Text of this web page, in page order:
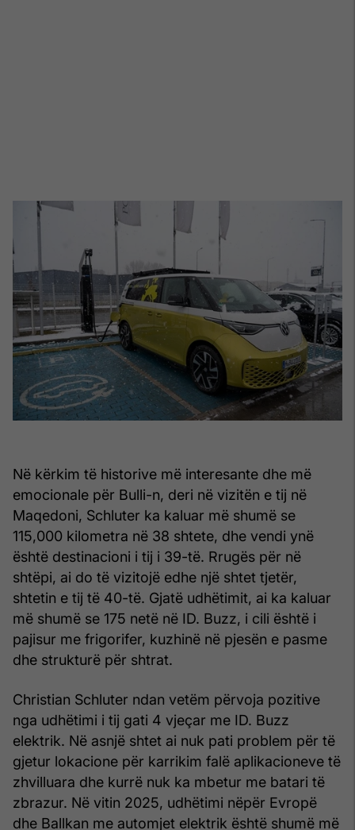
Në kërkim të historive më interesante dhe më
emocionale për Bulli-n, deri në vizitën e tij në
Maqedoni, Schluter ka kaluar më shumë se
115,000 kilometra në 38 shtete, dhe vendi ynë
është destinacioni i tij i 39-të. Rrugës për në
shtëpi, ai do të vizitojë edhe një shtet tjetër,
shtetin e tij të 40-të. Gjatë udhëtimit, ai ka kaluar
më shumë se 175 netë në ID. Buzz, i cili është i
pajisur me frigorifer, kuzhinë në pjesën e pasme
dhe strukturë për shtrat.
Christian Schluter ndan vetëm përvoja pozitive
nga udhëtimi i tij gati 4 vjeçar me ID. Buzz
elektrik. Në asnjë shtet ai nuk pati problem për të
gjetur lokacione për karrikim falë aplikacioneve të
zhvilluara dhe kurrë nuk ka mbetur me batari të
zbrazur. Në vitin 2025, udhëtimi nëpër Evropë
dhe Ballkan me automjet elektrik është shumë më